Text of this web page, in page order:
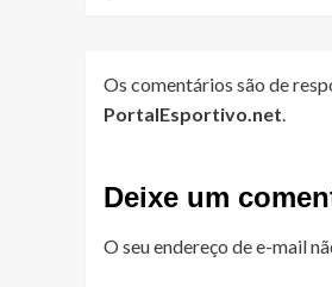
Os comentários são de
PortalEsportivo.net.
Deixe um
O seu endereço de e-mail